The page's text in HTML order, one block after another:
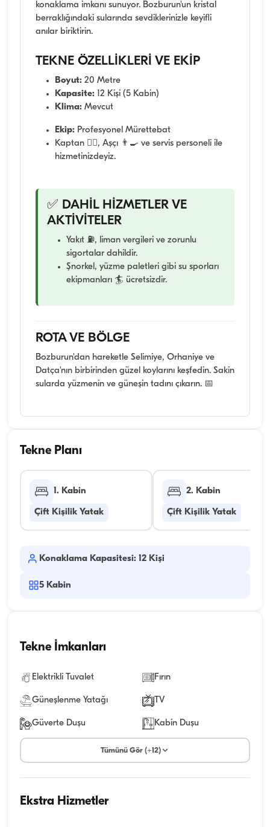
konaklama imkanı sunuyor. Bozburun'un kristal
berraklığındaki sularında sevdiklerinizle keyifli
anılar biriktirin.
TEKNE ÖZELLİKLERİ VE EKİP
Boyut: 20 Metre
Kapasite: 12 Kişi (5 Kabin)
Klima: Mevcut
Ekip: Profesyonel Mürettebat
Kaptan 👨‍✈️, Aşçı 👨‍🍳 ve servis personeli ile
hizmetinizdeyiz.
✅ DAHİL HİZMETLER VE
AKTİVİTELER
Yakıt ⛽, liman vergileri ve zorunlu
sigortalar dahildir.
Şnorkel, yüzme paletleri gibi su sporları
ekipmanları 🏄 ücretsizdir.
ROTA VE BÖLGE
Bozburun'dan hareketle Selimiye, Orhaniye ve
Datça'nın birbirinden güzel koylarını keşfedin. Sakin
sularda yüzmenin ve güneşin tadını çıkarın. 📅
Tekne Planı
1. Kabin
Çift Kişilik Yatak
2. Kabin
Çift Kişilik Yatak
Konaklama Kapasitesi: 12 Kişi
5 Kabin
Tekne İmkanları
Elektrikli Tuvalet Fırın
Güneşlenme Yatağı TV
Güverte Duşu Kabin Duşu
Tümünü Gör (+12)
Ekstra Hizmetler